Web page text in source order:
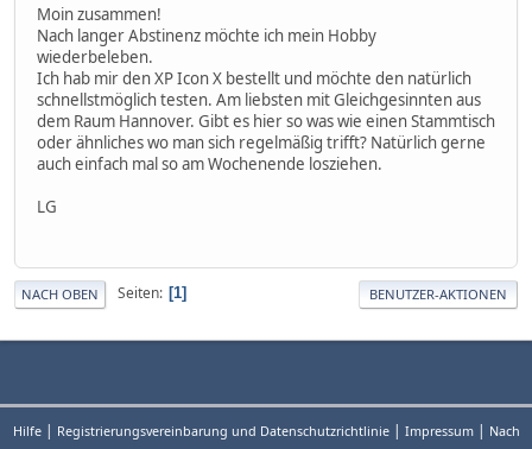
Moin zusammen!
Nach langer Abstinenz möchte ich mein Hobby
wiederbeleben.
Ich hab mir den XP Icon X bestellt und möchte den natürlich
schnellstmöglich testen. Am liebsten mit Gleichgesinnten aus
dem Raum Hannover. Gibt es hier so was wie einen Stammtisch
oder ähnliches wo man sich regelmäßig trifft? Natürlich gerne
auch einfach mal so am Wochenende losziehen.
LG
NACH OBEN Seiten 1 BENUTZER-AKTIONEN
Hilfe| Registrierungsvereinbarung und Datenschutzrichtlinie| Impressum| Nach